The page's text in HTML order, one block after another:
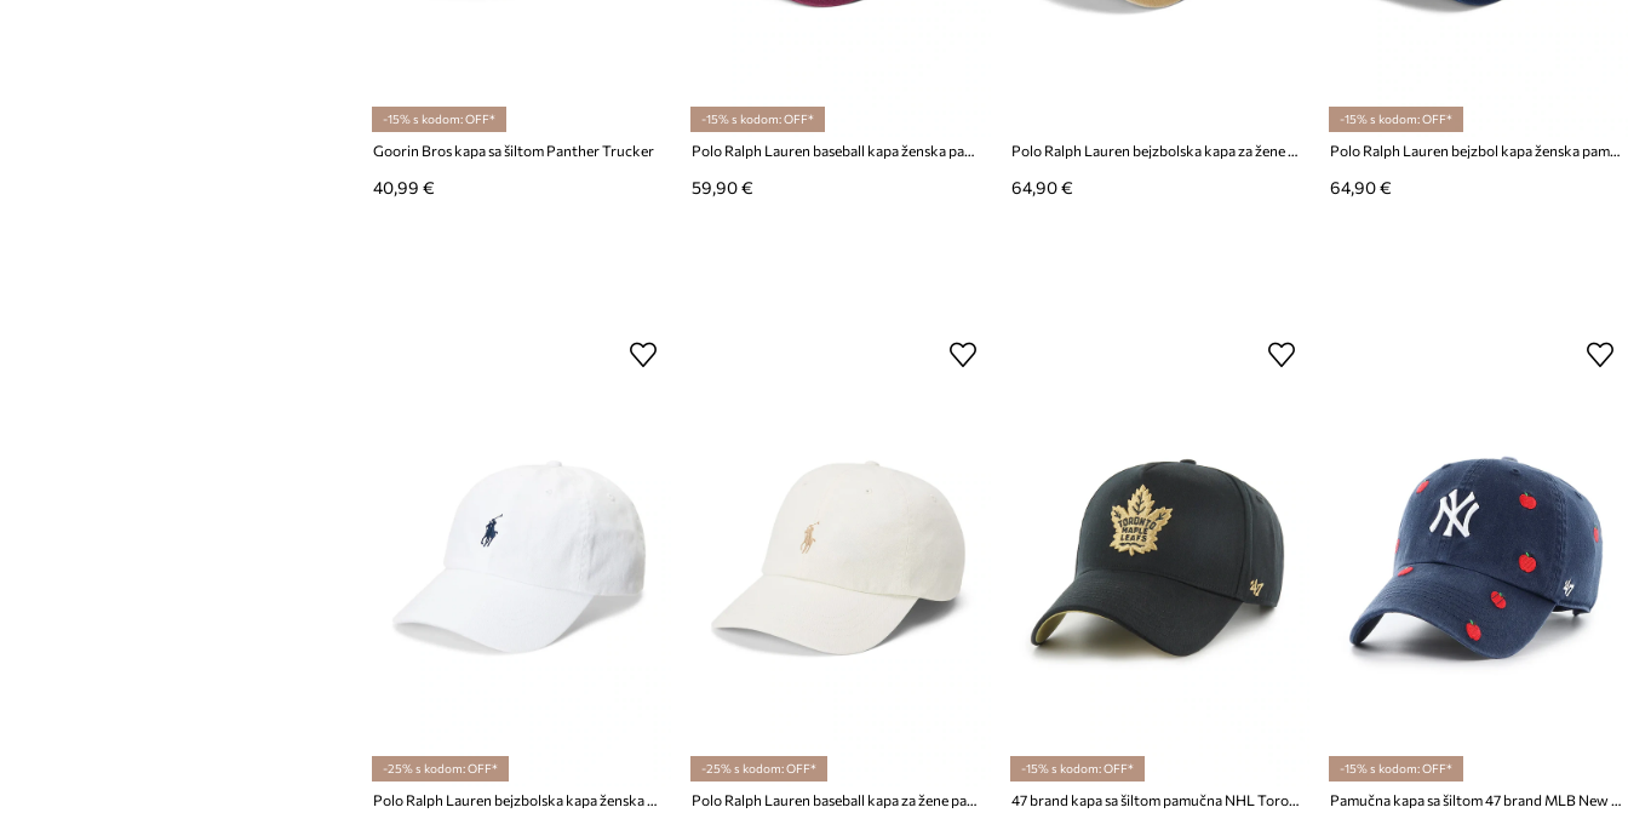
-15% s kodom: OFF*
Goorin Bros kapa sa šiltom Panther Trucker
40,99 €
-15% s kodom: OFF*
Polo Ralph Lauren baseball kapa ženska pamučna
59,90 €
Polo Ralph Lauren bejzbolska kapa za žene pamučna
64,90 €
-15% s kodom: OFF*
Polo Ralph Lauren bejzbol kapa ženska pamučna
64,90 €
-25% s kodom: OFF* -25% s kodom: OFF* -15% s kodom: OFF*
47 brand kapa sa šiltom pamučna NHL Toronto Maple Leafs
-15% s kodom: OFF*